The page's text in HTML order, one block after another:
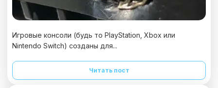
Игровые консоли (будь то PlayStation, Xbox или
Nintendo Switch) созданы для...
Читать пост